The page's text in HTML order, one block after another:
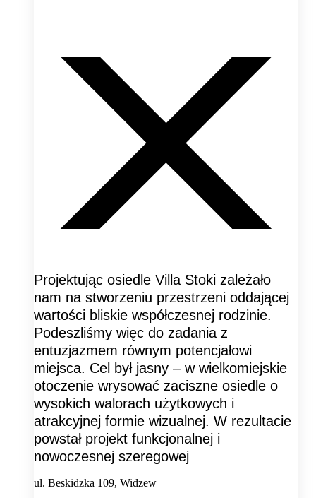
Projektując osiedle Villa Stoki zależało
nam na stworzeniu przestrzeni oddającej
wartości bliskie współczesnej rodzinie.
Podeszliśmy więc do zadania z
entuzjazmem równym potencjałowi
miejsca. Cel był jasny – w wielkomiejskie
otoczenie wrysować zaciszne osiedle o
wysokich walorach użytkowych i
atrakcyjnej formie wizualnej. W rezultacie
powstał projekt funkcjonalnej i
nowoczesnej szeregowej
ul. Beskidzka 109, Widzew